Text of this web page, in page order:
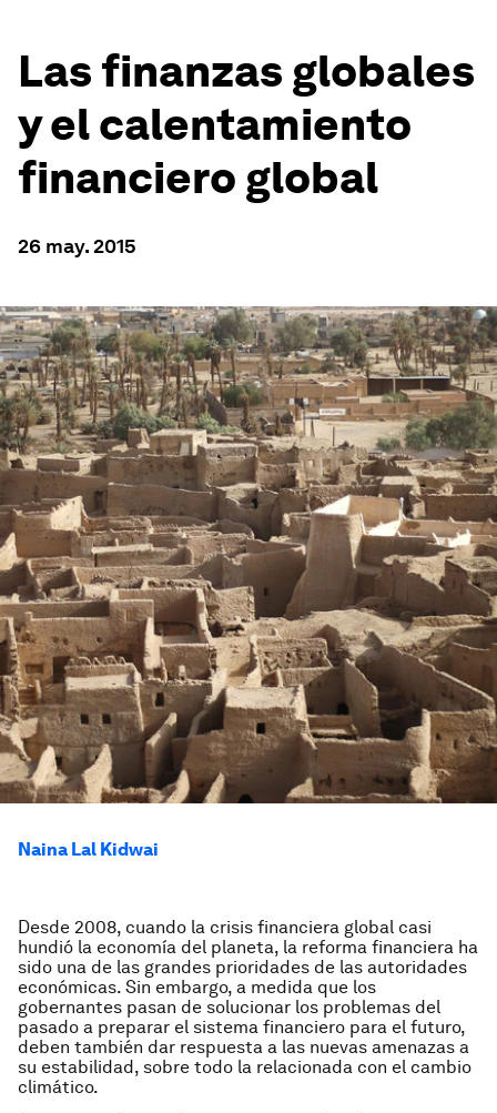
Las finanzas globales
y el calentamiento
financiero global
26 may. 2015
Naina Lal Kidwai
Desde 2008, cuando la crisis financiera global casi
hundió la economía del planeta, la reforma financiera ha
sido una de las grandes prioridades de las autoridades
económicas. Sin embargo, a medida que los
gobernantes pasan de solucionar los problemas del
pasado a preparar el sistema financiero para el futuro,
deben también dar respuesta a las nuevas amenazas a
su estabilidad, sobre todo la relacionada con el cambio
climático.